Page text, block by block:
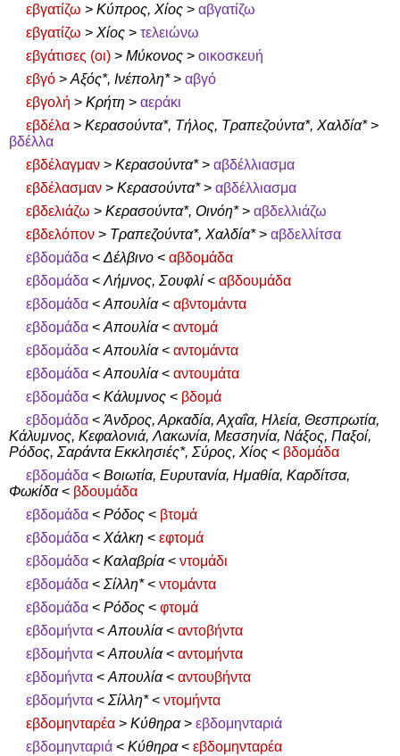
εβγατίζω > Κύπρος, Χίος > αβγατίζω
εβγατίζω > Χίος > τελειώνω
εβγάτισες (οι) > Μύκονος > οικοσκευή
εβγό >Αξός*, Ινέπολη*> αβγό
εβγολή > Κρήτη > αεράκι
εβδέλα > Κερασούντα*, Τήλος, Τραπεζούντα*, Χαλδία*>
βδέλλα
εβδέλαγμαν > Κερασούντα*> αβδέλλιασμα
εβδέλασμαν > Κερασούντα*> αβδέλλιασμα
εβδελιάζω > Κερασούντα*, Οινόη*> αβδελλιάζω
εβδελόπον > Τραπεζούντα*, Χαλδία*> αβδελλίτσα
εβδομάδα <Δέλβινο < αβδομάδα
εβδομάδα <Λήμνος, Σουφλί < αβδουμάδα
εβδομάδα <Απουλία< αβντομάντα
εβδομάδα <Απουλία< αντομά
εβδομάδα <Απουλία< αντομάντα
εβδομάδα <Απουλία< αντουμάτα
εβδομάδα < Κάλυμνος < βδομά
εβδομάδα <Άνδρος, Αρκαδία, Αχαΐα, Ηλεία, Θεσπρωτία,
Κάλυμνος, Κεφαλονιά, Λακωνία, Μεσσηνία, Νάξος, Παξοί,
Ρόδος, Σαράντα Εκκλησιές*, Σύρος, Χίος < βδομάδα
εβδομάδα < Βοιωτία, Ευρυτανία, Ημαθία, Καρδίτσα,
Φωκίδα< βδουμάδα
εβδομάδα < Ρόδος < βτομά
εβδομάδα < Χάλκη < εφτομά
εβδομάδα < Καλαβρία< ντομάδι
εβδομάδα < Σίλλη*< ντομάντα
εβδομάδα < Ρόδος < φτομά
εβδομήντα <Απουλία< αντοβήντα
εβδομήντα <Απουλία< αντομήντα
εβδομήντα <Απουλία< αντουβήντα
εβδομήντα < Σίλλη*< ντομήντα
εβδομηνταρέα > Κύθηρα> εβδομηνταριά
εβδομηνταριά < Κύθηρα< εβδομηνταρέα